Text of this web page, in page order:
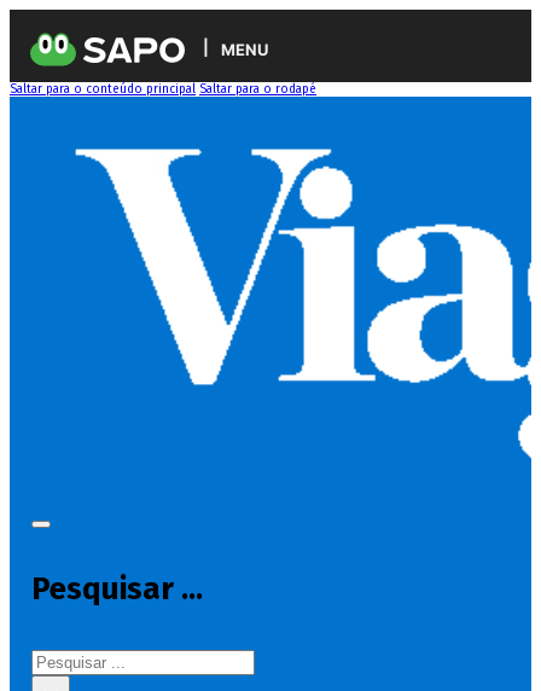
MENU
Saltar para o conteúdo principal Saltar para o rodapé
Pesquisar ...
Pesquisar